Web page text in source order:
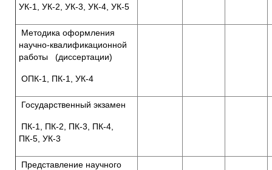
УК-1, УК-2, УК-3, УК-4, УК-5
Методика оформления
научно-квалификационной
работы (диссертации)
ОПК-1, ПК-1, УК-4
Государственный экзамен
ПК-1, ПК-2, ПК-3, ПК-4,
ПК-5, УК-3
Представление научного